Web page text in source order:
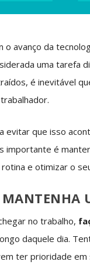
o avanço da
uma tarefa
é inevitável
evitar que isso
importante é
rotina e otimizar o
no trabalho,
daquele dia.
ter prioridade em